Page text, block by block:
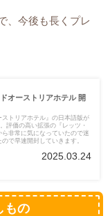
、今後も長くプレ
オーストリアホテル 開
トリアホテル』の日本語版が
評価の高い拡張の『レッツ・
非常に気になっていたので迷
で早速開封していきます。
2025.03.24
もの